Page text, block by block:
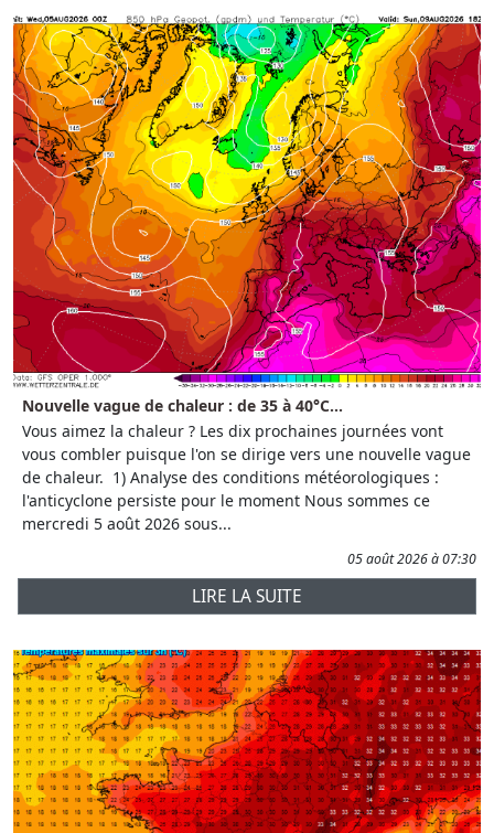
Nouvelle vague de chaleur : de 35 à 40°C...
Vous aimez la chaleur ? Les dix prochaines journées vont
vous combler puisque l'on se dirige vers une nouvelle vague
de chaleur. 1) Analyse des conditions météorologiques :
l'anticyclone persiste pour le moment Nous sommes ce
mercredi 5 août 2026 sous...
05 août 2026 à 07:30
LIRE LA SUITE